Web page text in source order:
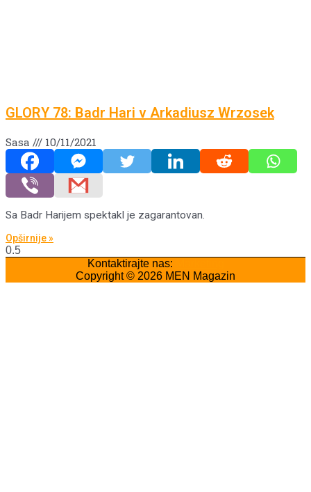
GLORY 78: Badr Hari v Arkadiusz Wrzosek
Sasa 10/11/2021
Sa Badr Harijem spektakl je zagarantovan.
Opširnije »
Kontaktirajte nas:
Copyright © 2026 MEN Magazin